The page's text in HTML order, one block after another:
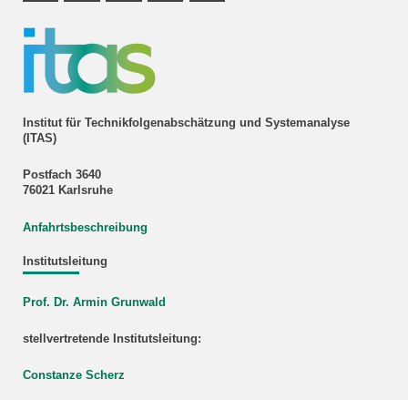
Institut für Technikfolgenabschätzung und Systemanalyse
(ITAS)
Postfach 3640
76021 Karlsruhe
Anfahrtsbeschreibung
Institutsleitung
Prof. Dr. Armin Grunwald
stellvertretende Institutsleitung:
Constanze Scherz